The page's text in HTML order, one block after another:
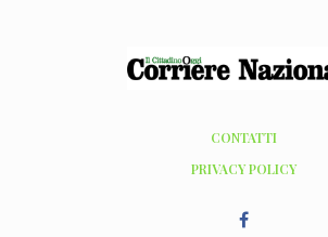
CONTATTI
PRIVACY POLICY